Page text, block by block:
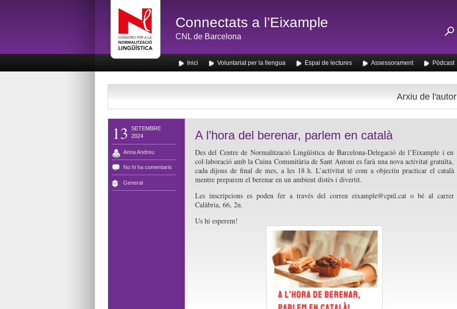
Connectats a l’Eixample
CNL de Barcelona
Inici Voluntariat per la llengua Espai de lectures Assessorament Pòdcast
Arxiu de l'autor
13
SETEMBRE
2024
Anna Andreu
No hi ha comentaris
General
A l’hora del berenar, parlem en català
Des del Centre de Normalització Lingüística de Barcelona-Delegació de l’Eixample i en
col·laboració amb la Cuina Comunitària de Sant Antoni es farà una nova activitat gratuïta,
cada dijous de final de mes, a les 18 h. L’activitat té com a objectiu practicar el català
mentre preparem el berenar en un ambient distès i divertit.
Les inscripcions es poden fer a través del correu eixample@cpnl.cat o bé al carrer
Calàbria, 66, 2n.
Us hi esperem!